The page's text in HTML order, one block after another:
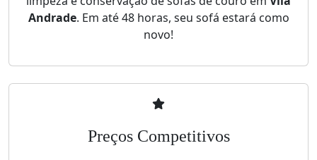
Andrade. Em até 48 horas, seu sofá estará como
novo!
Preços Competitivos